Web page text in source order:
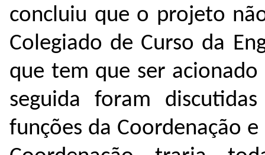
concluiu que o projeto
Colegiado de Curso da
que tem que ser
seguida foram
funções da Coordenação